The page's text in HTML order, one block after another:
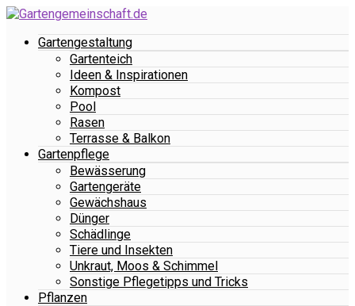
Gartengestaltung
Gartenteich
Ideen & Inspirationen
Kompost
Pool
Rasen
Terrasse & Balkon
Gartenpflege
Bewässerung
Gartengeräte
Gewächshaus
Dünger
Schädlinge
Tiere und Insekten
Unkraut, Moos & Schimmel
Sonstige Pflegetipps und Tricks
Pflanzen